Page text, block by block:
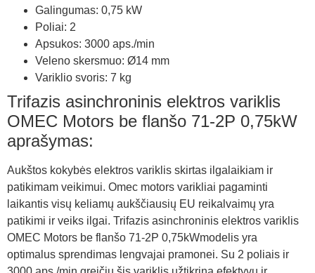
Galingumas: 0,75 kW
Poliai: 2
Apsukos: 3000 aps./min
Veleno skersmuo: Ø14 mm
Variklio svoris: 7 kg
Trifazis asinchroninis elektros variklis
OMEC Motors be flanšo 71-2P 0,75kW
aprašymas:
Aukštos kokybės elektros variklis skirtas ilgalaikiam ir
patikimam veikimui. Omec motors varikliai pagaminti
laikantis visų keliamų aukščiausių EU reikalvaimų yra
patikimi ir veiks ilgai. Trifazis asinchroninis elektros variklis
OMEC Motors be flanšo 71-2P 0,75kWmodelis yra
optimalus sprendimas lengvajai pramonei. Su 2 poliais ir